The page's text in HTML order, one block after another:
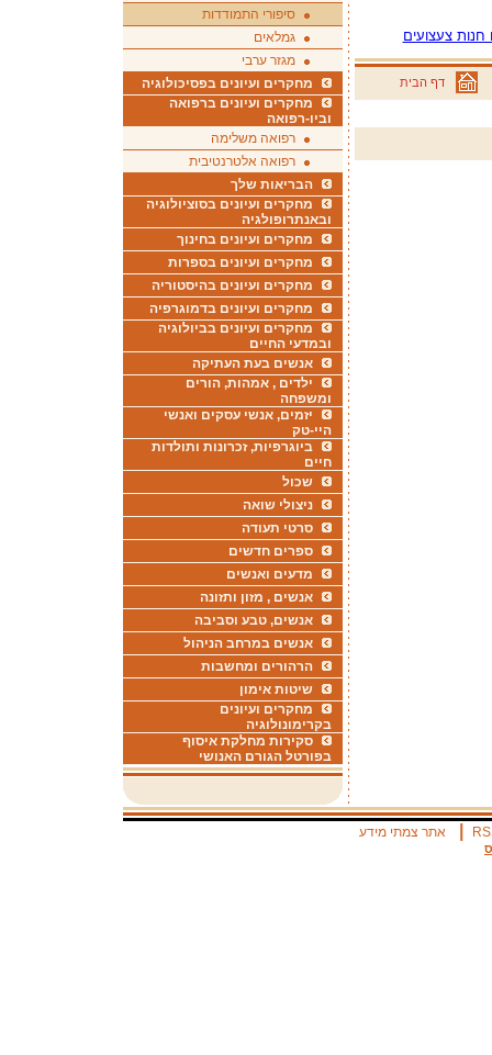
צעצועים
דף הבית
סיפורי התמודדות
גמלאים
מגזר ערבי
מחקרים ועיונים בפסיכולוגיה
מחקרים ועיונים ברפואה
וביו-רפואה
רפואה משלימה
רפואה אלטרנטיבית
הבריאות שלך
מחקרים ועיונים בסוציולוגיה
ובאנתרופולגיה
מחקרים ועיונים בחינוך
מחקרים ועיונים בספרות
מחקרים ועיונים בהיסטוריה
מחקרים ועיונים בדמוגרפיה
מחקרים ועיונים בביולוגיה
ובמדעי החיים
אנשים בעת העתיקה
ילדים , אמהות, הורים
ומשפחה
יזמים, אנשי עסקים ואנשי
היי-טק
ביוגרפיות, זכרונות ותולדות
חיים
שכול
ניצולי שואה
סרטי תעודה
ספרים חדשים
מדעים ואנשים
אנשים , מזון ותזונה
אנשים, טבע וסביבה
אנשים במרחב הניהול
הרהורים ומחשבות
שיטות אימון
מחקרים ועיונים
בקרימונולוגיה
סקירות מחלקת איסוף
בפורטל הגורם האנושי
אתר צמתי מידע